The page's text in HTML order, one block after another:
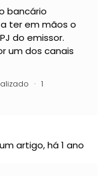
bancário
ter em mãos o
do emissor.
um dos canais
1
artigo,há 1 ano